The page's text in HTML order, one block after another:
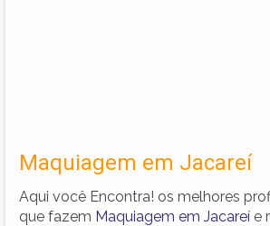
Maquiagem em Jacareí
Aqui você Encontra! os melhores
que fazem Maquiagem em Jacareí e